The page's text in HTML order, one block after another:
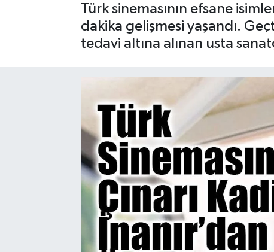
Türk sinemasının efsane
dakika gelişmesi yaşandı.
tedavi altına alınan usta
Gayrimenkul
Haber Arşivi